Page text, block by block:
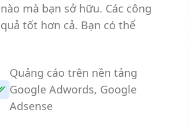
mà bạn sở hữu. Các công
tốt hơn cả. Bạn có thể
Quảng cáo trên nền tảng
Google Adwords, Google
Adsense